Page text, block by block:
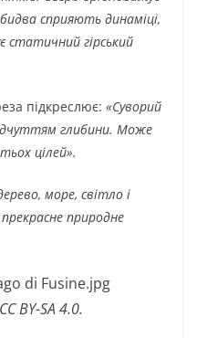
сприяють динаміці,
статичний гірський
підкреслює: «Суворий
глибини. Може
цілей».
море, світло і
природне
BY-SA 4.0.